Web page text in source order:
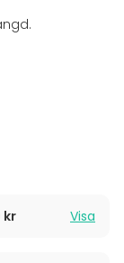
kr Visa